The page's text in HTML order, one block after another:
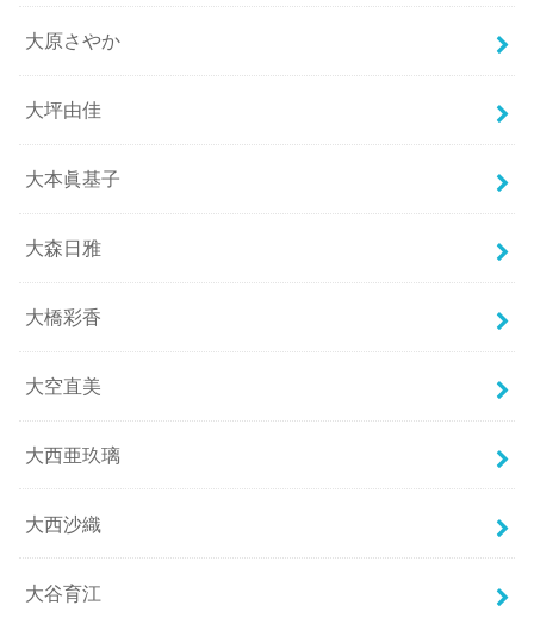
大原さやか
大坪由佳
大本眞基子
大森日雅
大橋彩香
大空直美
大西亜玖璃
大西沙織
大谷育江